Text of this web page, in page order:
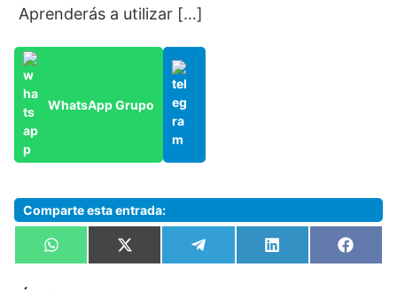
Aprenderás a utilizar […]
WhatsApp Grupo
Comparte esta entrada:
Compartir
en
W
h
Compartir
en
X
(
Compartir
en
e
Compartir
en
L
i
en
F
a